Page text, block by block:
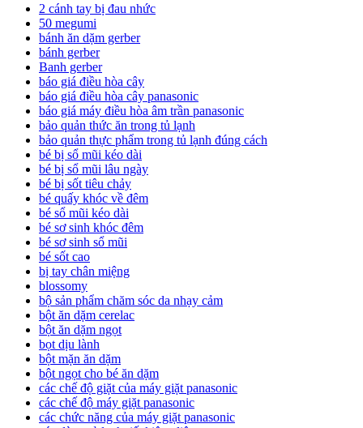
2 cánh tay bị đau nhức
50 megumi
bánh ăn dặm gerber
bánh gerber
Banh gerber
báo giá điều hòa cây
báo giá điều hòa cây panasonic
báo giá máy điều hòa âm trần panasonic
bảo quản thức ăn trong tủ lạnh
bảo quản thực phẩm trong tủ lạnh đúng cách
bé bị sổ mũi kéo dài
bé bị sổ mũi lâu ngày
bé bị sốt tiêu chảy
bé quấy khóc về đêm
bé sổ mũi kéo dài
bé sơ sinh khóc đêm
bé sơ sinh sổ mũi
bé sốt cao
bị tay chân miệng
blossomy
bộ sản phẩm chăm sóc da nhạy cảm
bột ăn dặm cerelac
bột ăn dặm ngọt
bọt dịu lành
bột mặn ăn dặm
bột ngọt cho bé ăn dặm
các chế độ giặt của máy giặt panasonic
các chế độ máy giặt panasonic
các chức năng của máy giặt panasonic